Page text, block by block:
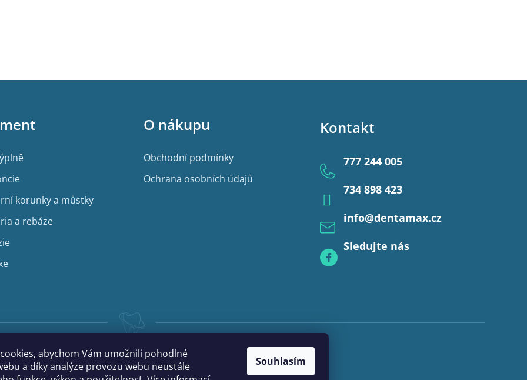
abychom Vám umožnili pohodlné
a díky analýze provozu webu neustále
Souhlasím
korunky a můstky
a rebáze
O nákupu
Obchodní podmínky
Ochrana osobních údajů
Kontakt
info@dentamax.cz
777 244 005
734 898 423
Sledujte nás